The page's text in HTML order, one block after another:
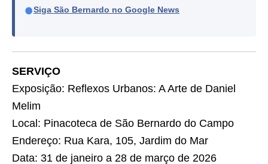
●Siga São Bernardo no Google News
SERVIÇO
Exposição: Reflexos Urbanos: A Arte de Daniel
Melim
Local: Pinacoteca de São Bernardo do Campo
Endereço: Rua Kara, 105, Jardim do Mar
Data: 31 de janeiro a 28 de março de 2026